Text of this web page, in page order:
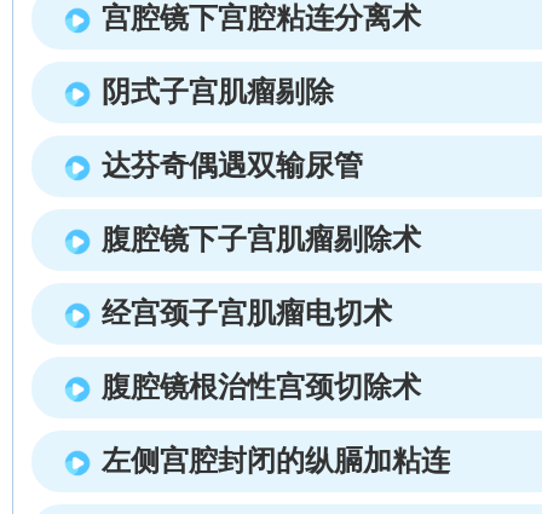
宫腔镜下宫腔粘连分离术
阴式子宫肌瘤剔除
达芬奇偶遇双输尿管
腹腔镜下子宫肌瘤剔除术
经宫颈子宫肌瘤电切术
腹腔镜根治性宫颈切除术
左侧宫腔封闭的纵膈加粘连